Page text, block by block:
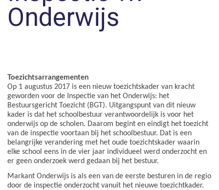
Onderwijs
Toezichtsarrangementen
Op 1 augustus 2017 is een nieuw toezichtskader van kracht
geworden voor de Inspectie van het Onderwijs: het
Bestuursgericht Toezicht (BGT). Uitgangspunt van dit nieuw
kader is dat het schoolbestuur verantwoordelijk is voor het
onderwijs op de scholen. Daarom begint en eindigt het toezicht
van de inspectie voortaan bij het schoolbestuur. Dat is een
belangrijke verandering met het oude toezichtskader waarin
elke school eens in de vier jaar individueel werd onderzocht en
er geen onderzoek werd gedaan bij het bestuur.
Markant Onderwijs is als een van de eerste besturen in de regio
door de inspectie onderzocht vanuit het nieuwe toezichtkader.